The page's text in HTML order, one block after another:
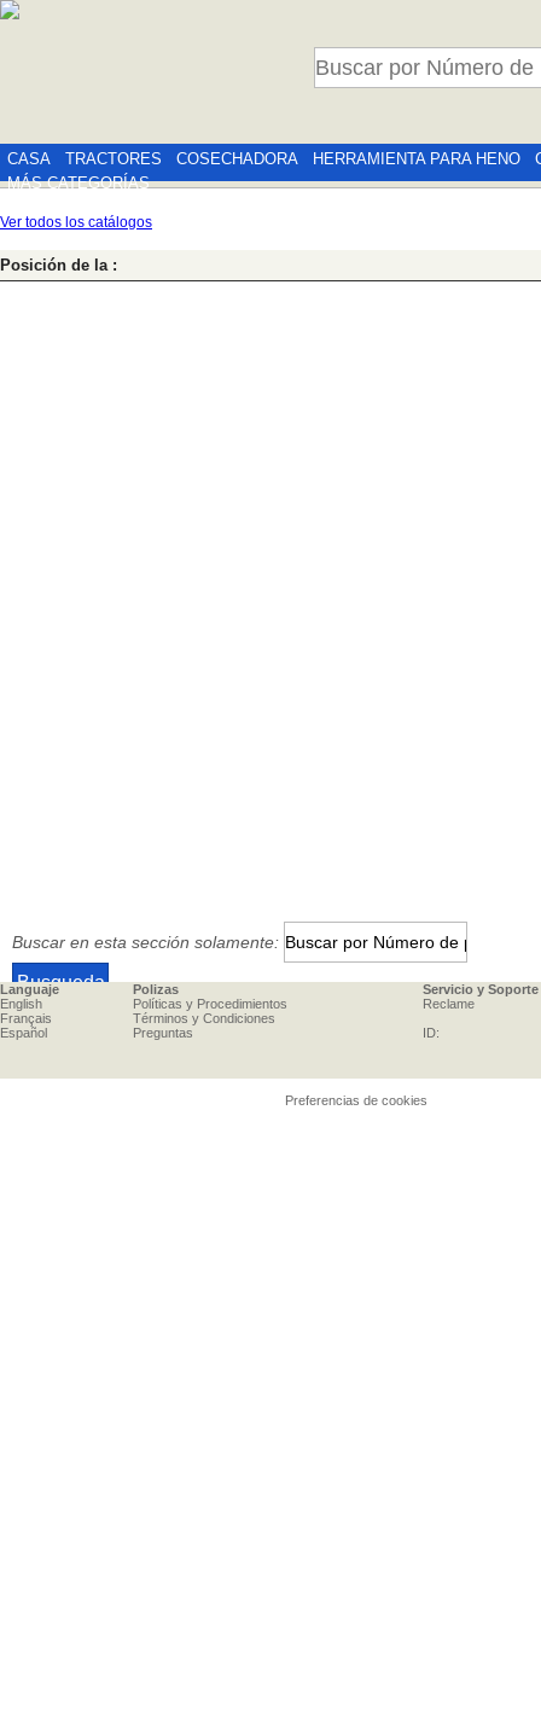
CASA TRACTORES COSECHADORA HERRAMIENTA PARA HENO
MÁS CATEGORÍAS
Ver todos los catálogos
Posición de la :
Buscar en esta sección solamente:
Languaje
English
Français
Español
Polizas
Políticas y Procedimientos
Términos y Condiciones
Preguntas
Servicio y Soporte
Reclame
ID:
Preferencias de cookies